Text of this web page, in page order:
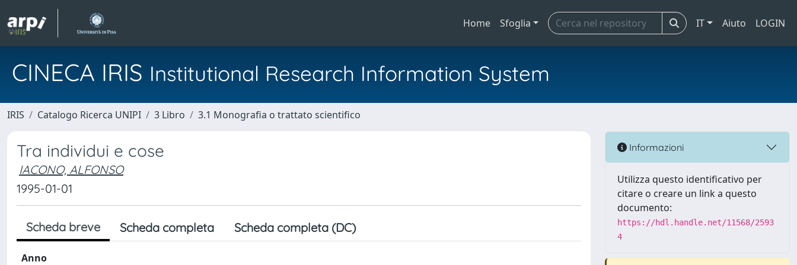
Home Sfoglia IT Aiuto LOGIN
CINECA IRIS Institutional Research Information System
IRIS Catalogo Ricerca UNIPI 3 Libro 3.1 Monografia o trattato scientifico
Tra individui e cose
IACONO, ALFONSO
1995-01-01
Scheda breve Scheda completa Scheda completa (DC)
Anno
Informazioni
Utilizza questo identificativo per
citare o creare un link a questo
documento:
https://hdl.handle.net/11568/2593
4